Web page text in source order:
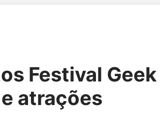
Festival Geek
atrações